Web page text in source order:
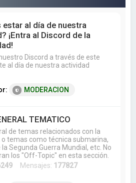
estar al día de nuestra
¡Entra al Discord de la
Discord a través de este
al día de nuestra actividad
MODERACION
TEMATICO
de temas relacionados con la
o temas como técnica submarina,
la Segunda Guerra Mundial, etc. No
los "Off-Topic" en esta sección.
Mensajes: 177827